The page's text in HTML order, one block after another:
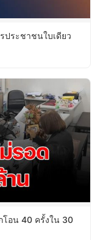
ประชาชนใบเดียว
อน 40 ครั้งใน 30